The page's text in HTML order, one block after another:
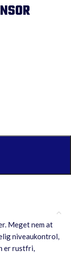
Meget nem at
niveaukontrol,
er rustfri,